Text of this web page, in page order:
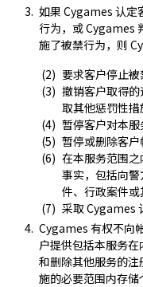
如果 Cygames 认定
行为，或 Cygames
施了被禁行为，则
要求客户停止被
撤销客户取得
取其他惩罚性措
暂停客户对本服
暂停或删除客户
在本服务范围
事实，包括向
件、行政案件或
采取 Cygames
Cygames 有权不向
户提供包括本服务
和删除其他服务的
施的必要范围内存储